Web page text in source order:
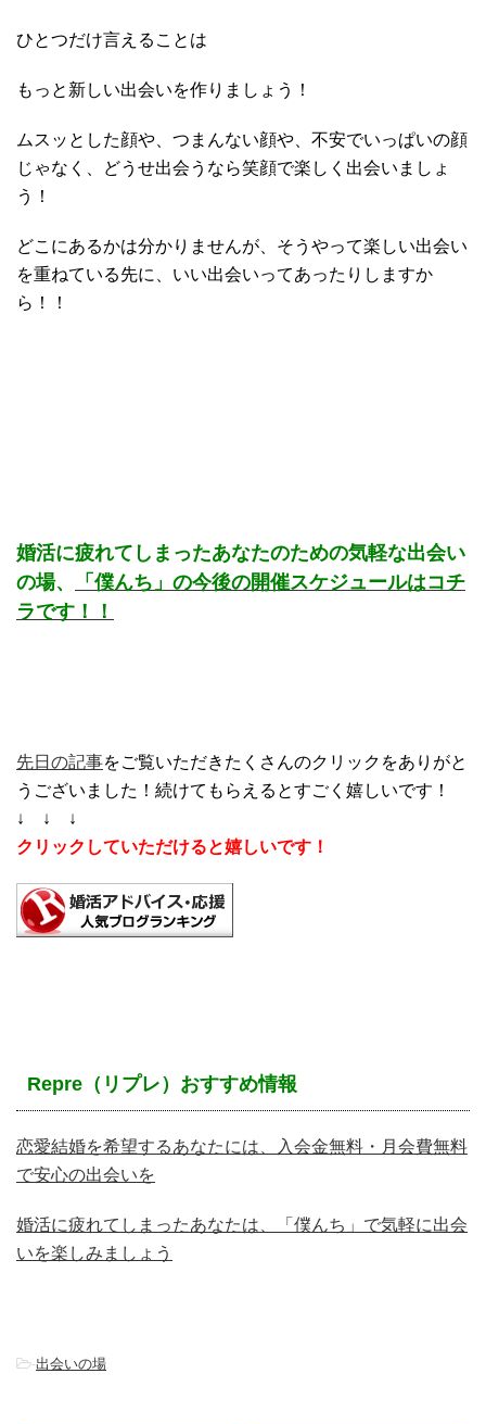
ひとつだけ言えることは
もっと新しい出会いを作りましょう！
ムスッとした顔や、つまんない顔や、不安でいっぱいの顔
じゃなく、どうせ出会うなら笑顔で楽しく出会いましょ
う！
どこにあるかは分かりませんが、そうやって楽しい出会い
を重ねている先に、いい出会いってあったりしますか
ら！！
婚活に疲れてしまったあなたのための気軽な出会い
の場、
「僕んち」の今後の開催スケジュールはコチ
ラです！！
先日の記事をご覧いただきたくさんのクリックをありがと
うございました！続けてもらえるとすごく嬉しいです！
↓ ↓ ↓
クリックしていただけると嬉しいです！
Repre（リプレ）おすすめ情報
恋愛結婚を希望するあなたには、入会金無料・月会費無料
で安心の出会いを
婚活に疲れてしまったあなたは、「僕んち」で気軽に出会
いを楽しみましょう
-出会いの場